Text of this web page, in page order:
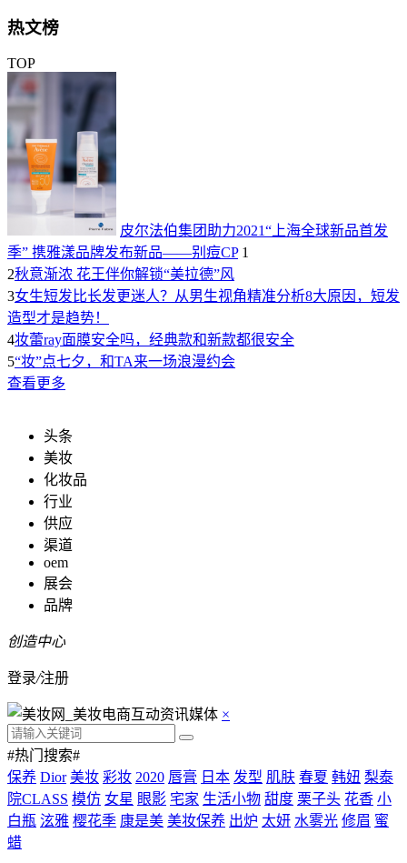
热文榜
TOP
皮尔法伯集团助力2021“上海全球新品首发
季” 携雅漾品牌发布新品——别痘CP 1
2秋意渐浓 花王伴你解锁“美拉德”风
3女生短发比长发更迷人？从男生视角精准分析8大原因，短发
造型才是趋势！
4妆蕾ray面膜安全吗，经典款和新款都很安全
5“妆”点七夕，和TA来一场浪漫约会
查看更多
头条
美妆
化妆品
行业
供应
渠道
oem
展会
品牌
创造中心
登录/注册
×
#热门搜索#
保养 Dior 美妆 彩妆 2020 唇膏 日本 发型 肌肤 春夏 韩妞 梨泰
院CLASS 模仿 女星 眼影 宅家 生活小物 甜度 栗子头 花香 小
白瓶 泫雅 樱花季 康是美 美妆保养 出炉 太妍 水雾光 修眉 蜜
蜡